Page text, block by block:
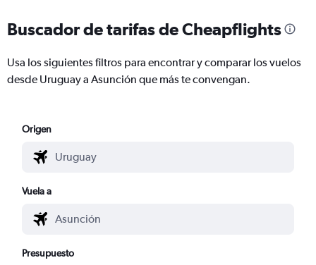
Buscador de tarifas de Cheapflights
Usa los siguientes filtros para encontrar y comparar los vuelos
desde Uruguay a Asunción que más te convengan.
Origen
Vuela a
Presupuesto